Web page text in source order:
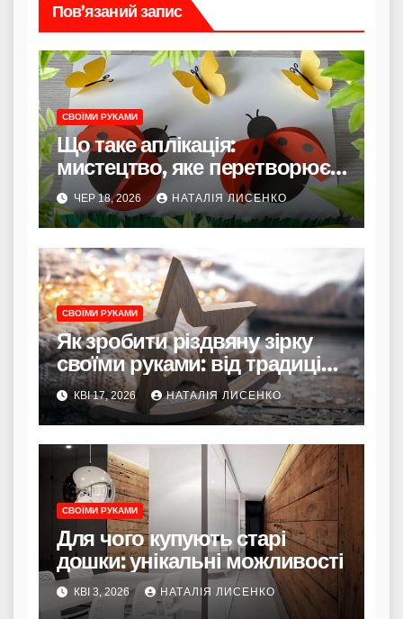
Пов’язаний запис
СВОЇМИ РУКАМИ
Що таке аплікація:
мистецтво, яке перетворює
клаптики на історії
ЧЕР 18, 2026 НАТАЛІЯ ЛИСЕНКО
СВОЇМИ РУКАМИ
Як зробити різдвяну зірку
своїми руками: від традицій
до сучасності
КВІ 17, 2026 НАТАЛІЯ ЛИСЕНКО
СВОЇМИ РУКАМИ
Для чого купують старі
дошки: унікальні можливості
КВІ 3, 2026 НАТАЛІЯ ЛИСЕНКО